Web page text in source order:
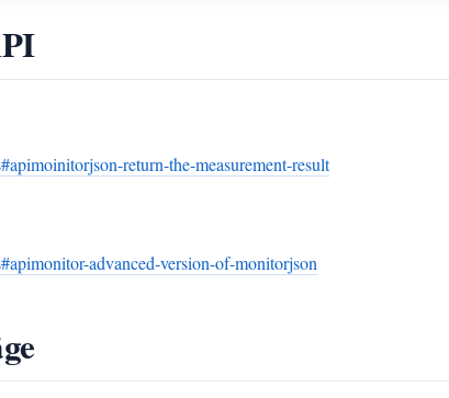
return-the-measurement-result
advanced-version-of-monitorjson